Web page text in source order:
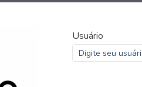
Usuário